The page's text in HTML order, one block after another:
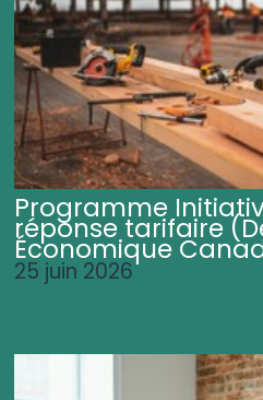
Programme
réponse tarifaire
Économique
25 juin 2026